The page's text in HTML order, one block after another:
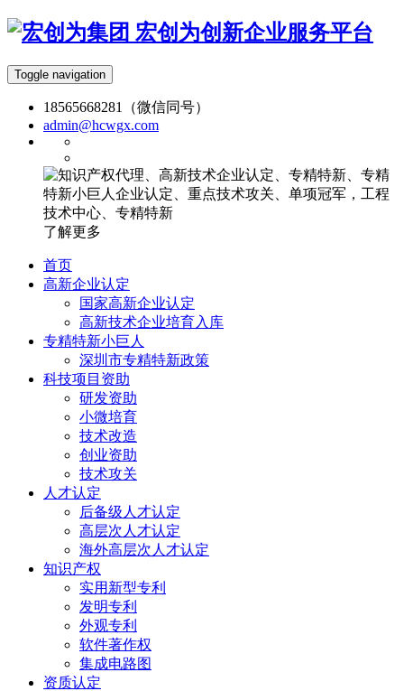
宏创为创新企业服务平台
Toggle navigation
18565668281（微信同号）
admin@hcwgx.com
了解更多
首页
高新企业认定
国家高新企业认定
高新技术企业培育入库
专精特新小巨人
深圳市专精特新政策
科技项目资助
研发资助
小微培育
技术改造
创业资助
技术攻关
人才认定
后备级人才认定
高层次人才认定
海外高层次人才认定
知识产权
实用新型专利
发明专利
外观专利
软件著作权
集成电路图
资质认定